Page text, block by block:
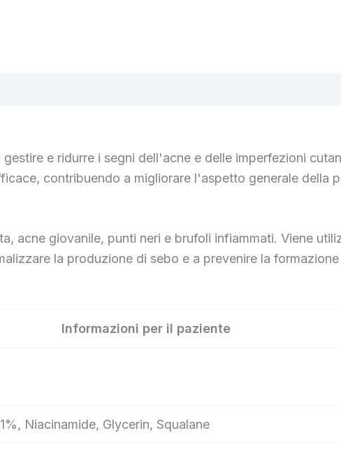
e ridurre i segni dell'acne e delle imperfezioni
contribuendo a migliorare l'aspetto generale della
acne giovanile, punti neri e brufoli infiammati. Viene
la produzione di sebo e a prevenire la
Informazioni per il paziente
Niacinamide, Glycerin, Squalane